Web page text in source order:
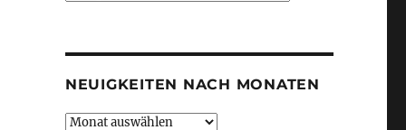
NEUIGKEITEN NACH MONATEN
Neuigkeiten